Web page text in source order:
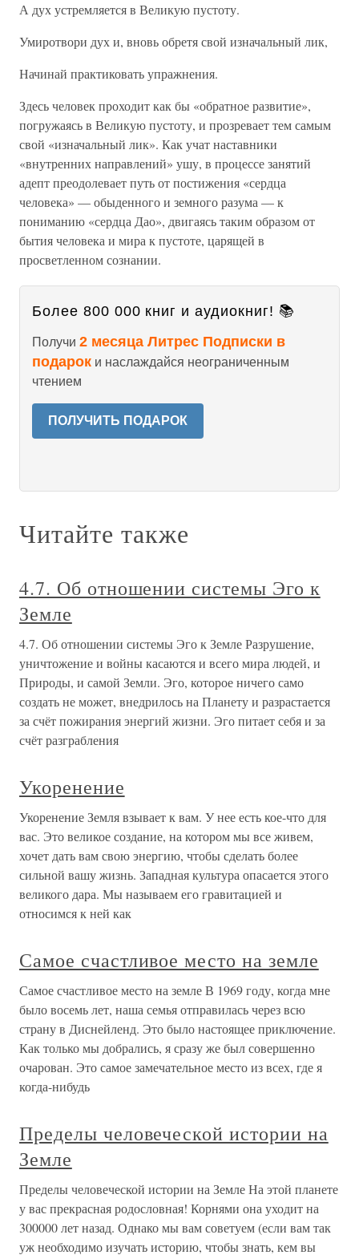
А дух устремляется в Великую пустоту.
Умиротвори дух и, вновь обретя свой изначальный лик,
Начинай практиковать упражнения.
Здесь человек проходит как бы «обратное развитие»,
погружаясь в Великую пустоту, и прозревает тем самым
свой «изначальный лик». Как учат наставники
«внутренних направлений» ушу, в процессе занятий
адепт преодолевает путь от постижения «сердца
человека» — обыденного и земного разума — к
пониманию «сердца Дао», двигаясь таким образом от
бытия человека и мира к пустоте, царящей в
просветленном сознании.
Более 800 000 книг и аудиокниг! 📚
Получи 2 месяца Литрес Подписки в
подарок и наслаждайся неограниченным
чтением
ПОЛУЧИТЬ ПОДАРОК
Читайте также
4.7. Об отношении системы Эго к
Земле
4.7. Об отношении системы Эго к Земле Разрушение,
уничтожение и войны касаются и всего мира людей, и
Природы, и самой Земли. Эго, которое ничего само
создать не может, внедрилось на Планету и разрастается
за счёт пожирания энергий жизни. Эго питает себя и за
счёт разграбления
Укоренение
Укоренение Земля взывает к вам. У нее есть кое-что для
вас. Это великое создание, на котором мы все живем,
хочет дать вам свою энергию, чтобы сделать более
сильной вашу жизнь. Западная культура опасается этого
великого дара. Мы называем его гравитацией и
относимся к ней как
Самое счастливое место на земле
Самое счастливое место на земле В 1969 году, когда мне
было восемь лет, наша семья отправилась через всю
страну в Диснейленд. Это было настоящее приключение.
Как только мы добрались, я сразу же был совершенно
очарован. Это самое замечательное место из всех, где я
когда-нибудь
Пределы человеческой истории на
Земле
Пределы человеческой истории на Земле На этой планете
у вас прекрасная родословная! Корнями она уходит на
300000 лет назад. Однако мы вам советуем (если вам так
уж необходимо изучать историю, чтобы знать, кем вы